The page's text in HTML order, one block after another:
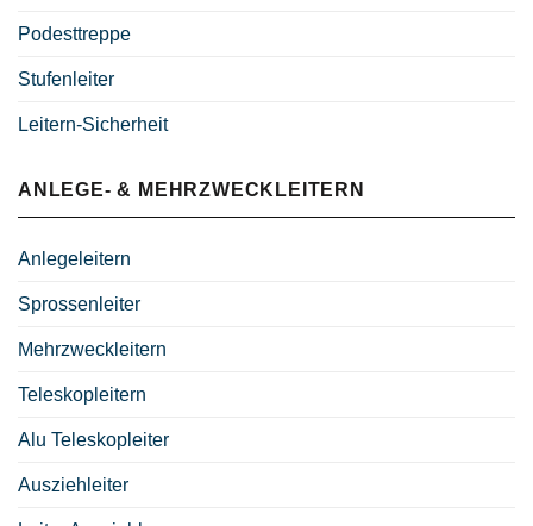
Podesttreppe
Stufenleiter
Leitern-Sicherheit
ANLEGE- & MEHRZWECKLEITERN
Anlegeleitern
Sprossenleiter
Mehrzweckleitern
Teleskopleitern
Alu Teleskopleiter
Ausziehleiter